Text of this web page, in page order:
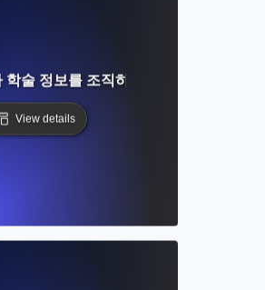
술 정보를 조직하고 검색하는 방법 이
View details